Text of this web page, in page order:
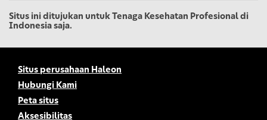
Situs ini ditujukan untuk Tenaga Kesehatan Profesional di
Indonesia saja.
Situs perusahaan Haleon
Hubungi Kami
Peta situs
Aksesibilitas